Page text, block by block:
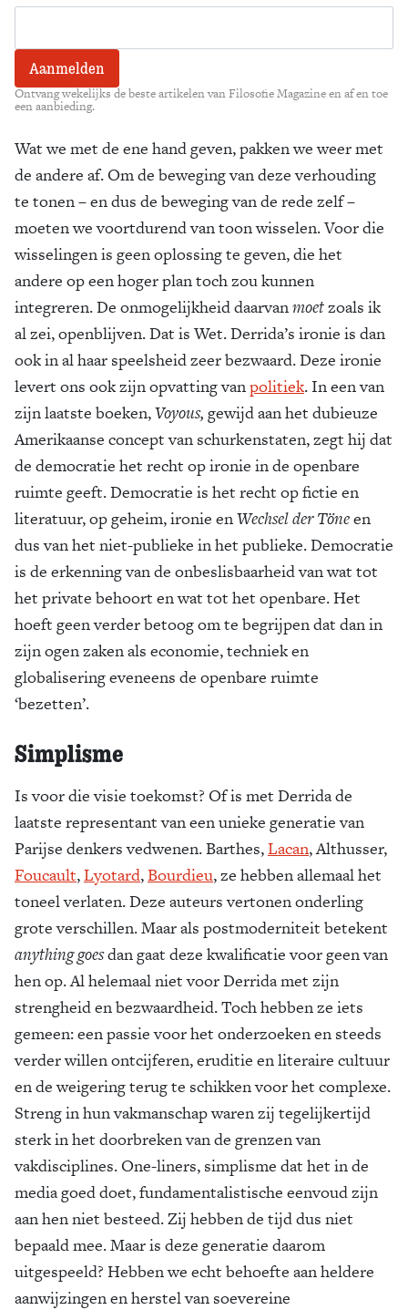
Ontvang wekelijks de beste artikelen van Filosofie Magazine en af en toe
een aanbieding.
Wat we met de ene hand geven, pakken we weer met
de andere af. Om de beweging van deze verhouding
te tonen – en dus de beweging van de rede zelf –
moeten we voortdurend van toon wisselen. Voor die
wisselingen is geen oplossing te geven, die het
andere op een hoger plan toch zou kunnen
integreren. De onmogelijkheid daarvanmoetzoals ik
al zei, openblijven. Dat is Wet. Derrida’s ironie is dan
ook in al haar speelsheid zeer bezwaard. Deze ironie
levert ons ook zijn opvatting vanpolitiek. In een van
zijn laatste boeken,Voyous, gewijd aan het dubieuze
Amerikaanse concept van schurkenstaten, zegt hij dat
de democratie het recht op ironie in de openbare
ruimte geeft. Democratie is het recht op fictie en
literatuur, op geheim, ironie enWechsel der Töneen
dus van het niet-publieke in het publieke. Democratie
is de erkenning van de onbeslisbaarheid van wat tot
het private behoort en wat tot het openbare. Het
hoeft geen verder betoog om te begrijpen dat dan in
zijn ogen zaken als economie, techniek en
globalisering eveneens de openbare ruimte
‘bezetten’.
Simplisme
Is voor die visie toekomst? Of is met Derrida de
laatste representant van een unieke generatie van
Parijse denkers vedwenen. Barthes,Lacan, Althusser,
Foucault,Lyotard,Bourdieu, ze hebben allemaal het
toneel verlaten. Deze auteurs vertonen onderling
grote verschillen. Maar als postmoderniteit betekent
anything goesdan gaat deze kwalificatie voor geen van
hen op. Al helemaal niet voor Derrida met zijn
strengheid en bezwaardheid. Toch hebben ze iets
gemeen: een passie voor het onderzoeken en steeds
verder willen ontcijferen, eruditie en literaire cultuur
en de weigering terug te schikken voor het complexe.
Streng in hun vakmanschap waren zij tegelijkertijd
sterk in het doorbreken van de grenzen van
vakdisciplines. One-liners, simplisme dat het in de
media goed doet, fundamentalistische eenvoud zijn
aan hen niet besteed. Zij hebben de tijd dus niet
bepaald mee. Maar is deze generatie daarom
uitgespeeld? Hebben we echt behoefte aan heldere
aanwijzingen en herstel van soevereine